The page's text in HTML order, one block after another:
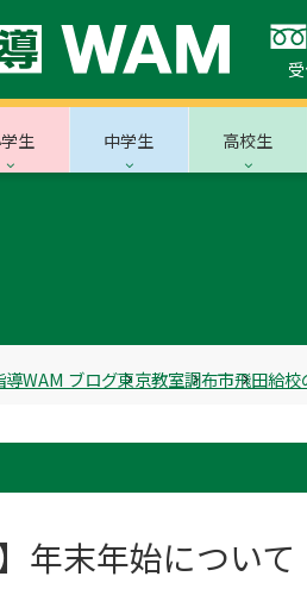
生 中学生 高校生
導WAM ブログ東京教室調布市飛田給校
年末年始について